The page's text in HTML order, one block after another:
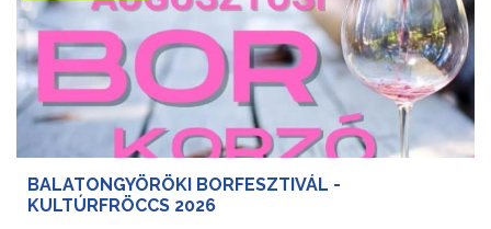
BALATONGYÖRÖKI BORFESZTIVÁL -
KULTÚRFRÖCCS 2026